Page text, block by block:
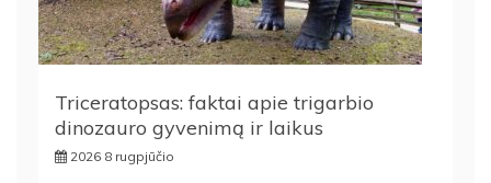
Triceratopsas: faktai apie trigarbio
dinozauro gyvenimą ir laikus
2026 8 rugpjūčio